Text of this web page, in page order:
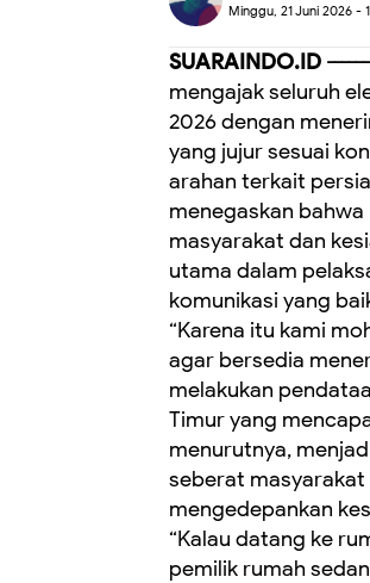
Minggu, 21 Juni 2026 -
SUARAINDO.ID
mengajak seluruh
2026 dengan
yang jujur sesuai
arahan terkait
menegaskan
masyarakat dan
utama dalam
komunikasi yang
‎“Karena itu kami
agar bersedia
melakukan
Timur yang
menurutnya,
seberat
mengedepankan
‎“Kalau datang ke
pemilik rumah